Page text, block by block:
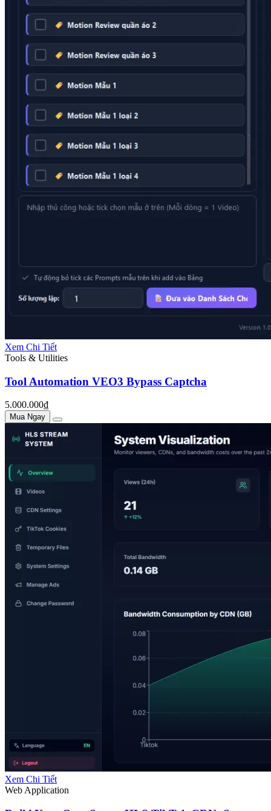
Xem Chi Tiết
Tools & Utilities
Tool Automation VEO3 Bypass Captcha
5.000.000₫
Mua Ngay
Xem Chi Tiết
Web Application